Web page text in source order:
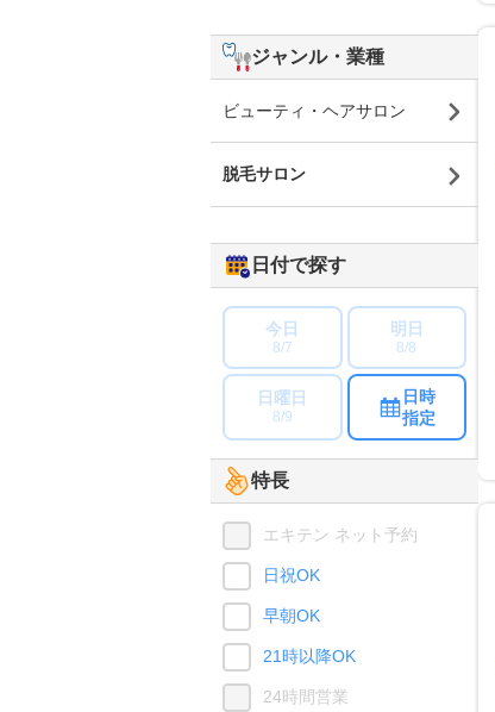
ジャンル・業種
ビューティ・ヘアサロン
脱毛サロン
日付で探す
今日
8/7
明日
8/8
日曜日
8/9
日時
指定
特長
エキテン ネット予約
日祝OK
早朝OK
21時以降OK
24時間営業